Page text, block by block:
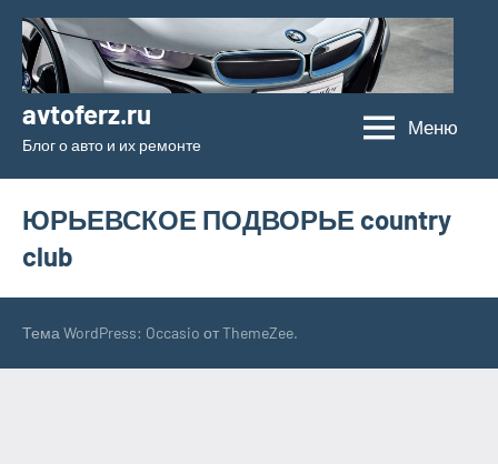
Перейти
содержимому
avtoferz.ru
Блог о авто и их ремонте
Меню
ЮРЬЕВСКОЕ ПОДВОРЬЕ country
club
Тема WordPress: Occasio от ThemeZee.